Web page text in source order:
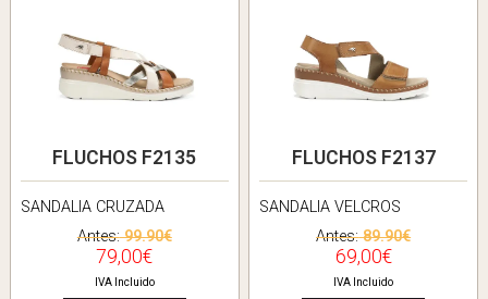
FLUCHOS F2135
SANDALIA CRUZADA
Antes:99.90€
79,00€
IVA Incluido
FLUCHOS F2137
SANDALIA VELCROS
Antes:89.90€
69,00€
IVA Incluido